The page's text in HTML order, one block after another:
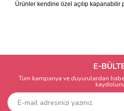
Ürünler kendine özel açılıp
E-
Tüm kampanya ve duyurulardan